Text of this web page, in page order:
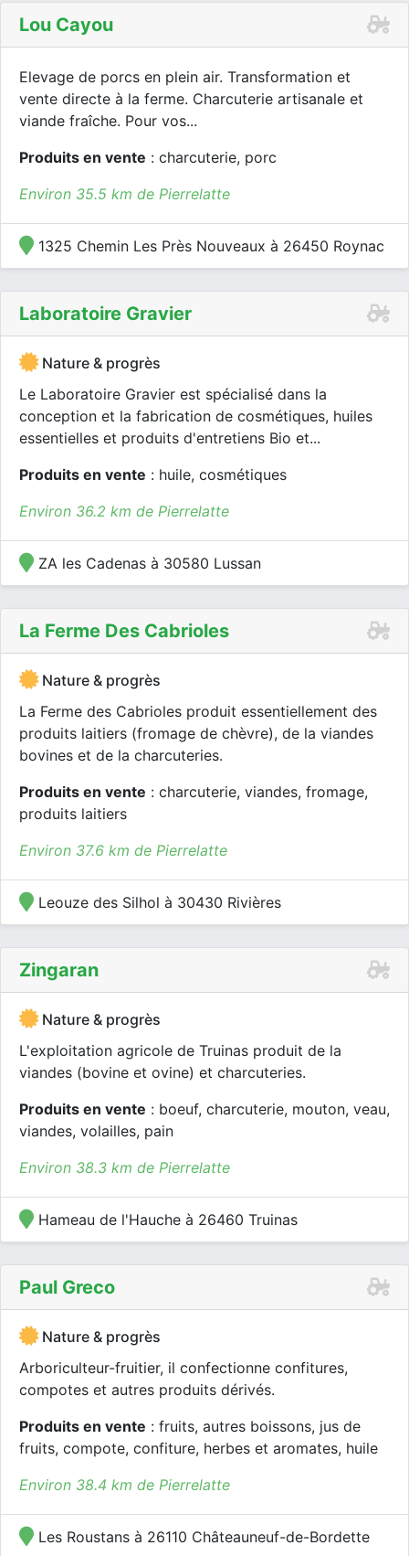
Lou Cayou
Elevage de porcs en plein air. Transformation et
vente directe à la ferme. Charcuterie artisanale et
viande fraîche. Pour vos...
Produits en vente : charcuterie, porc
Environ 35.5 km de Pierrelatte
1325 Chemin Les Près Nouveaux à 26450 Roynac
Laboratoire Gravier
Nature & progrès
Le Laboratoire Gravier est spécialisé dans la
conception et la fabrication de cosmétiques, huiles
essentielles et produits d'entretiens Bio et...
Produits en vente : huile, cosmétiques
Environ 36.2 km de Pierrelatte
ZA les Cadenas à 30580 Lussan
La Ferme Des Cabrioles
Nature & progrès
La Ferme des Cabrioles produit essentiellement des
produits laitiers (fromage de chèvre), de la viandes
bovines et de la charcuteries.
Produits en vente : charcuterie, viandes, fromage,
produits laitiers
Environ 37.6 km de Pierrelatte
Leouze des Silhol à 30430 Rivières
Zingaran
Nature & progrès
L'exploitation agricole de Truinas produit de la
viandes (bovine et ovine) et charcuteries.
Produits en vente : boeuf, charcuterie, mouton, veau,
viandes, volailles, pain
Environ 38.3 km de Pierrelatte
Hameau de l'Hauche à 26460 Truinas
Paul Greco
Nature & progrès
Arboriculteur-fruitier, il confectionne confitures,
compotes et autres produits dérivés.
Produits en vente : fruits, autres boissons, jus de
fruits, compote, confiture, herbes et aromates, huile
Environ 38.4 km de Pierrelatte
Les Roustans à 26110 Châteauneuf-de-Bordette